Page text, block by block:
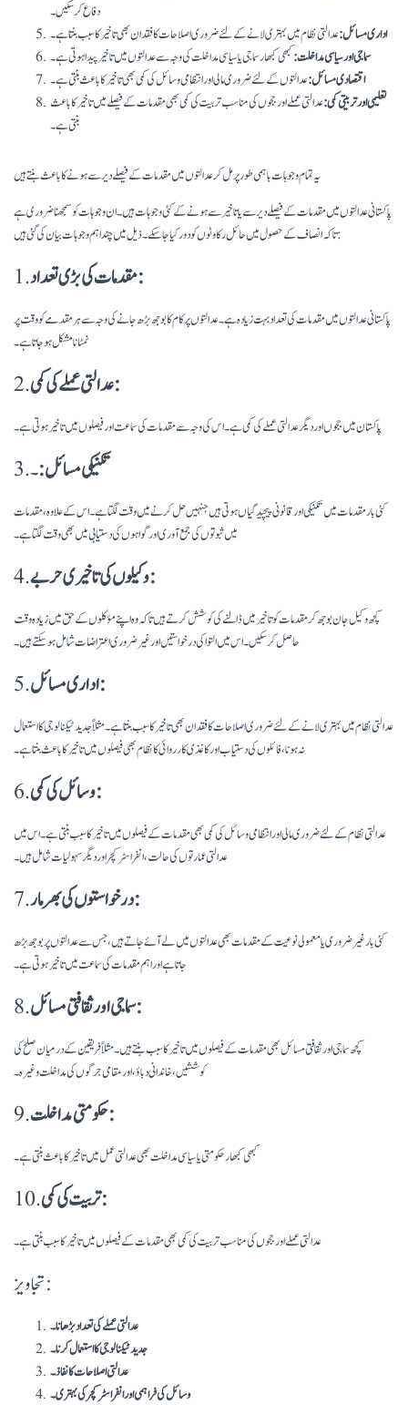
دفاع کر سکیں۔
اداری مسائل:عدالتی نظام میں بہتری لانے کے لئے ضروری اصلاحات کا فقدان بھی تاخیر کا سبب بنتا ہے۔
سماجی اور سیاسی مداخلت: کبھی کبھار سماجی یا سیاسی مداخلت کی وجہ سے عدالتوں میں تاخیر پیدا ہوتی ہے۔
اقتصادی مسائل:عدالتوں کے لئے ضروری مالی اور انتظامی وسائل کی کمی بھی تاخیر کا باعث بنتی ہے۔
تعلیمی اور تربیتی کمی:عدالتی عملے اور ججوں کی مناسب تربیت کی کمی بھی مقدمات کے فیصلے میں تاخیر کا باعث
بنتی ہے۔
یہ تمام وجوہات باہمی طور پر مل کر عدالتوں میں مقدمات کے فیصلے دیر سے ہونے کا باعث بنتے ہیں
پاکستانی عدالتوں میں مقدمات کے فیصلے دیر سے یا تاخیر سے ہونے کے کئی وجوہات ہیں۔ ان وجوہات کو سمجھنا ضروری ہے
تاکہ انصاف کے حصول میں حائل رکاوٹوں کو دور کیا جا سکے۔ ذیل میں چند اہم وجوہات بیان کی گئی ہیں:
1. مقدمات کی بڑی تعداد:
پاکستانی عدالتوں میں مقدمات کی تعداد بہت زیادہ ہے۔ عدالتوں پر کام کا بوجھ بڑھ جانے کی وجہ سے ہر مقدمے کو وقت پر
نمٹانا مشکل ہو جاتا ہے۔
2. عدالتی عملے کی کمی:
پاکستان میں ججوں اور دیگر عدالتی عملے کی کمی ہے۔ اس کی وجہ سے مقدمات کی سماعت اور فیصلوں میں تاخیر ہوتی ہے۔
3. تکنیکی مسائل:۔
کئی بار مقدمات میں تکنیکی اور قانونی پیچیدگیاں ہوتی ہیں جنہیں حل کرنے میں وقت لگتا ہے۔ اس کے علاوہ، مقدمات
میں ثبوتوں کی جمع آوری اور گواہوں کی دستیابی میں بھی وقت لگتا ہے۔
4. وکیلوں کی تاخیری حربے:
کچھ وکیل جان بوجھ کر مقدمات کو تاخیر میں ڈالنے کی کوشش کرتے ہیں تاکہ وہ اپنے مؤکلوں کے حق میں زیادہ وقت
حاصل کر سکیں۔ اس میں التوا کی درخواستیں اور غیر ضروری اعتراضات شامل ہو سکتے ہیں۔
5. اداری مسائل:
عدالتی نظام میں بہتری لانے کے لئے ضروری اصلاحات کا فقدان بھی تاخیر کا سبب بنتا ہے۔ مثلاً جدید ٹیکنالوجی کا استعمال
نہ ہونا، فائلوں کی دستیاب اور کاغذی کارروائی کا نظام بھی فیصلوں میں تاخیر کا باعث بنتا ہے۔
6. وسائل کی کمی:
عدالتی نظام کے لئے ضروری مالی اور انتظامی وسائل کی کمی بھی مقدمات کے فیصلوں میں تاخیر کا سبب بنتی ہے۔ اس میں
عدالتی عمارتوں کی حالت، انفراسٹرکچر اور دیگر سہولیات شامل ہیں۔
7. درخواستوں کی بھرمار:
کئی بار غیر ضروری یا معمولی نوعیت کے مقدمات بھی عدالتوں میں لے آئے جاتے ہیں، جس سے عدالتوں پر بوجھ بڑھ
جاتا ہے اور اہم مقدمات کی سماعت میں تاخیر ہوتی ہے۔
8. سماجی اور ثقافتی مسائل:
کچھ سماجی اور ثقافتی مسائل بھی مقدمات کے فیصلوں میں تاخیر کا سبب بنتے ہیں۔ مثلاً فریقین کے درمیان صلح کی
کوششیں، خاندانی دباؤ، اور مقامی جرگوں کی مداخلت وغیرہ۔
9. حکومتی مداخلت:
کبھی کبھار حکومتی یا سیاسی مداخلت بھی عدالتی عمل میں تاخیر کا باعث بنتی ہے۔
10. تربیت کی کمی:
عدالتی عملے اور ججوں کی مناسب تربیت کی کمی بھی مقدمات کے فیصلوں میں تاخیر کا سبب بنتی ہے۔
تجاویز:
عدالتی عملے کی تعداد بڑھانا۔
جدید ٹیکنالوجی کا استعمال کرنا۔
عدالتی اصلاحات کا نفاذ۔
وسائل کی فراہمی اور انفراسٹرکچر کی بہتری۔